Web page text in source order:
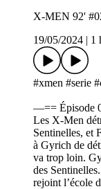
X-MEN 92'
19/05/2024 | 1
#xmen #serie
—== Épisode
Les X-Men
Sentinelles, et
à Gyrich de
va trop loin.
des
rejoint l’école